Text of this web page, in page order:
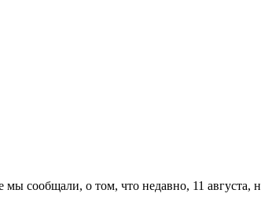
мы сообщали, о том, что недавно, 11 августа,